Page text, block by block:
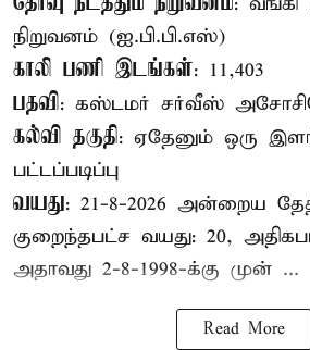
நிறுவனம் (ஐ.பி.பி.எஸ்)
காலி பணி இடங்கள்: 11,403
பதவி: கஸ்டமர் சர்வீஸ்
கல்வி தகுதி: ஏதேனும் ஒரு
பட்டப்படிப்பு
வயது: 21-8-2026 அன்றைய
குறைந்தபட்ச வயது: 20,
அதாவது 2-8-1998-க்கு முன் ...
Read More